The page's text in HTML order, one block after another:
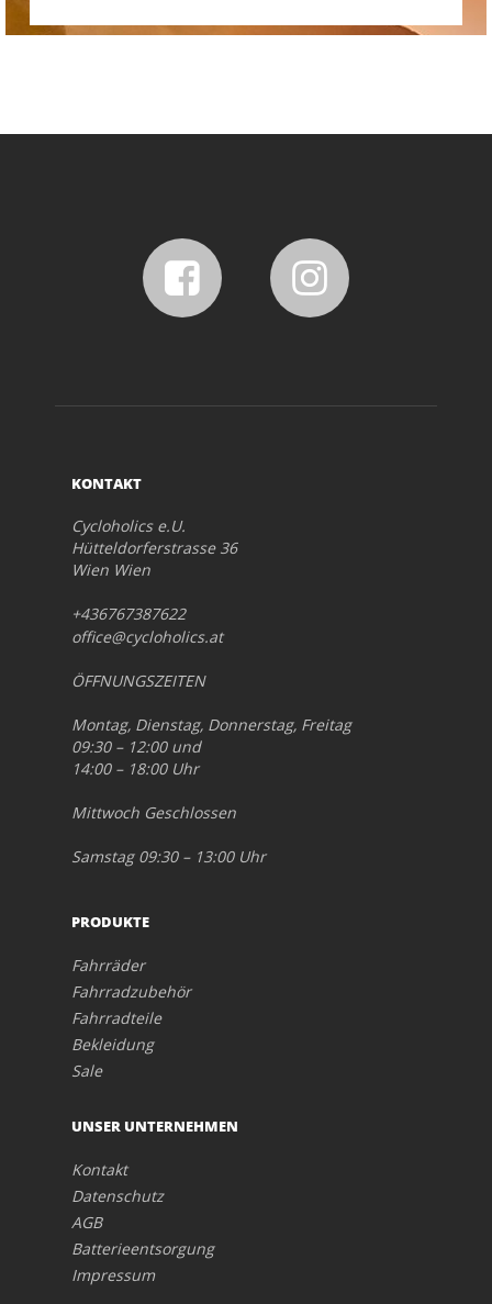
KONTAKT
Cycloholics e.U.
Hütteldorferstrasse 36
Wien Wien
+436767387622
office@cycloholics.at
ÖFFNUNGSZEITEN
Montag, Dienstag, Donnerstag, Freitag
09:30 – 12:00 und
14:00 – 18:00 Uhr
Mittwoch Geschlossen
Samstag 09:30 – 13:00 Uhr
PRODUKTE
Fahrräder
Fahrradzubehör
Fahrradteile
Bekleidung
Sale
UNSER UNTERNEHMEN
Kontakt
Datenschutz
AGB
Batterieentsorgung
Impressum